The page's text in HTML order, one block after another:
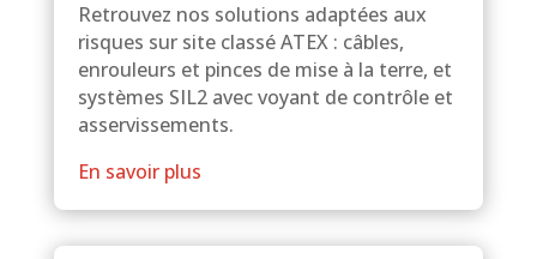
Retrouvez nos solutions adaptées aux
risques sur site classé ATEX : câbles,
enrouleurs et pinces de mise à la terre, et
systèmes SIL2 avec voyant de contrôle et
asservissements.
En savoir plus